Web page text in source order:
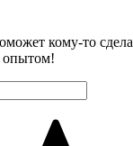
кому-то
опытом!